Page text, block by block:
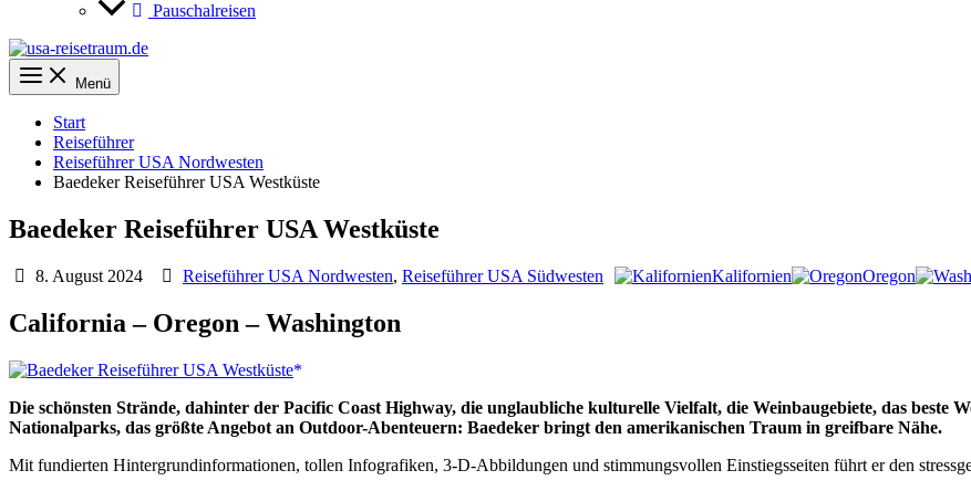
Pauschalreisen
Menü
Start
Reiseführer
Reiseführer USA Nordwesten
Baedeker Reiseführer USA Westküste
Baedeker Reiseführer USA Westküste
8. August 2024 Reiseführer USA Nordwesten, Reiseführer USA Südwesten Kalifornien Oregon
California – Oregon – Washington
Die schönsten Strände, dahinter der Pacific Coast Highway, die unglaubliche kulturelle Vielfalt, die Weinbaugebiete, das beste
Nationalparks, das größte Angebot an Outdoor-Abenteuern: Baedeker bringt den amerikanischen Traum in greifbare Nähe.
Mit fundierten Hintergrundinformationen, tollen Infografiken, 3-D-Abbildungen und stimmungsvollen Einstiegsseiten führt er den